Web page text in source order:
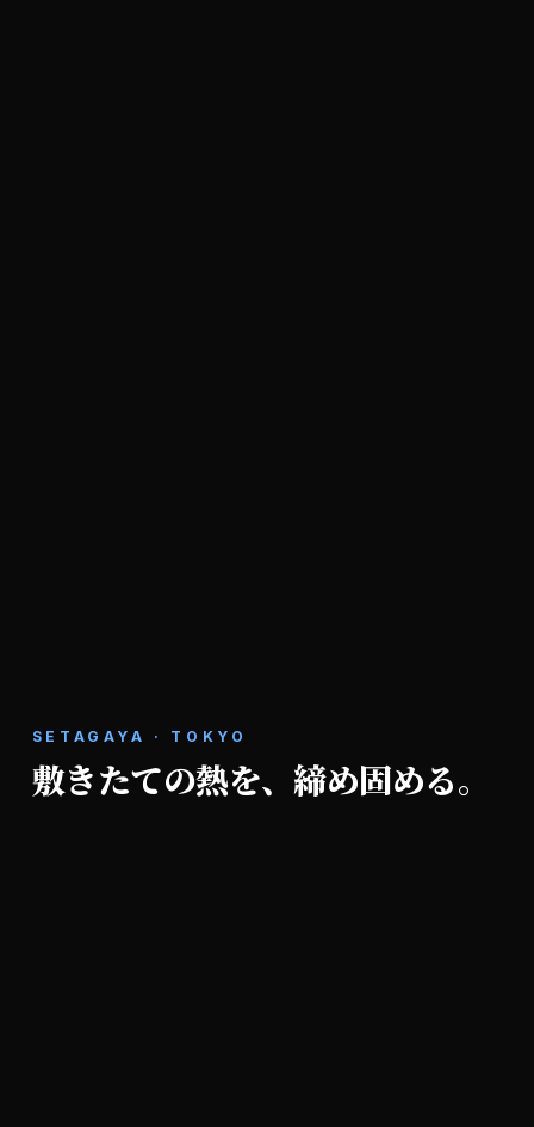
SETAGAYA · TOKYO
敷きたての熱を、締め固める。